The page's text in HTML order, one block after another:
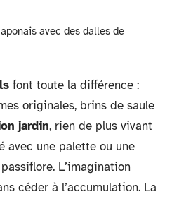
avec des dalles de
font toute la différence :
originales, brins de saule
jardin, rien de plus vivant
avec une palette ou une
L’imagination
céder à l’accumulation. La